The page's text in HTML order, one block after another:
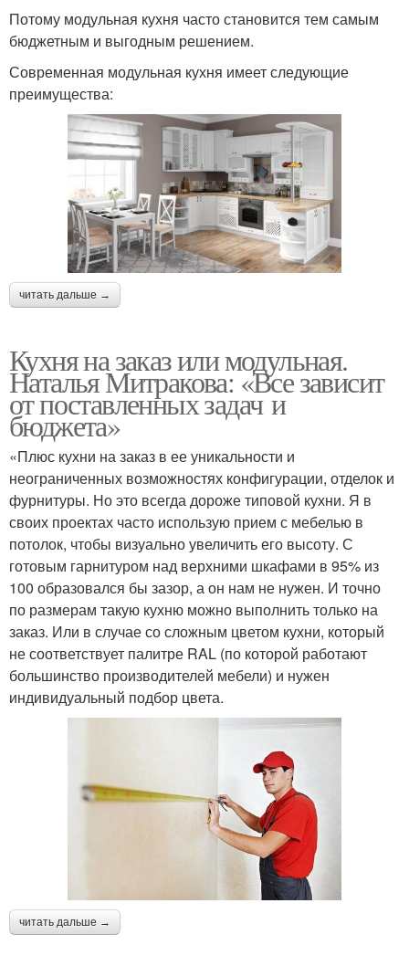
Потому модульная кухня часто становится тем самым
бюджетным и выгодным решением.
Современная модульная кухня имеет следующие
преимущества:
читать дальше →
Кухня на заказ или модульная.
Наталья Митракова: «Все зависит
от поставленных задач и
бюджета»
«Плюс кухни на заказ в ее уникальности и
неограниченных возможностях конфигурации, отделок и
фурнитуры. Но это всегда дороже типовой кухни. Я в
своих проектах часто использую прием с мебелью в
потолок, чтобы визуально увеличить его высоту. С
готовым гарнитуром над верхними шкафами в 95% из
100 образовался бы зазор, а он нам не нужен. И точно
по размерам такую кухню можно выполнить только на
заказ. Или в случае со сложным цветом кухни, который
не соответствует палитре RAL (по которой работают
большинство производителей мебели) и нужен
индивидуальный подбор цвета.
читать дальше →